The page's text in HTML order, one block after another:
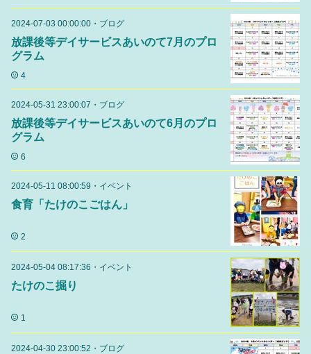
2024-07-03 00:00:00 ・ ブログ
放課後等デイサービスあいのて7月のプロ
グラム
4
2024-05-31 23:00:07 ・ ブログ
放課後等デイサービスあいのて6月のプロ
グラム
6
2024-05-11 08:00:59 ・ イベント
食育「たけのこごはん」
2
2024-05-04 08:17:36 ・ イベント
たけのこ掘り
1
2024-04-30 23:00:52 ・ ブログ